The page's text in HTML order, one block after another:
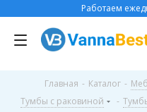
Работаем
Главная - Каталог -
Тумбы с раковиной
-